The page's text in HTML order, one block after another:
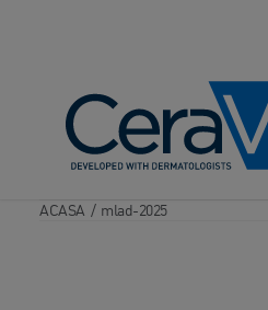
ACASA / mlad-2025